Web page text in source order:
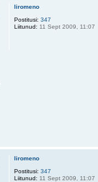
liromeno
Postitusi: 347
Liitunud: 11 Sept 2009, 11:07
liromeno
Postitusi: 347
Liitunud: 11 Sept 2009, 11:07